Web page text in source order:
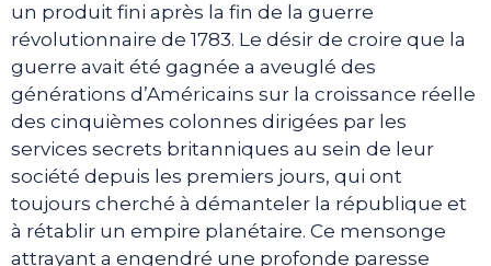
un produit fini après la fin de la guerre
révolutionnaire de 1783. Le désir de croire que la
guerre avait été gagnée a aveuglé des
générations d’Américains sur la croissance réelle
des cinquièmes colonnes dirigées par les
services secrets britanniques au sein de leur
société depuis les premiers jours, qui ont
toujours cherché à démanteler la république et
à rétablir un empire planétaire. Ce mensonge
attrayant a engendré une profonde paresse